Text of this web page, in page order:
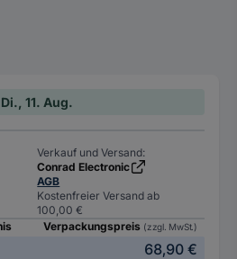
11. Aug.
Verkauf und Versand:
Conrad Electronic
AGB
Kostenfreier Versand ab
100,00 €
Verpackungspreis (zzgl. MwSt.)
68,90 €